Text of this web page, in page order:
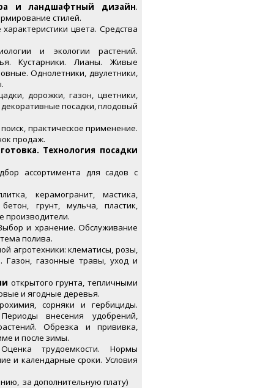
и ландшафтный дизайн.
стилей.
цвета. Средства
и экологии растений.
Кустарники. Лианы. Живые
Однолетники, двулетники,
дорожки, газон, цветники,
посадки, плодовый
практическое применение.
продаж.
Технология посадки
ассортимента для садов с
керамогранит, мастика,
грунт, мульча, пластик,
производители.
и хранение. Обслуживание
полива.
агротехники: клематисы, розы,
Газон, газонные травы, уход и
открытого грунта, тепличными
и ягодные деревья.
сорняки и гербициды.
внесения удобрений,
Обрезка и прививка,
и после зимы.
трудоемкости. Нормы
и календарные сроки. Условия
за дополнительную плату)